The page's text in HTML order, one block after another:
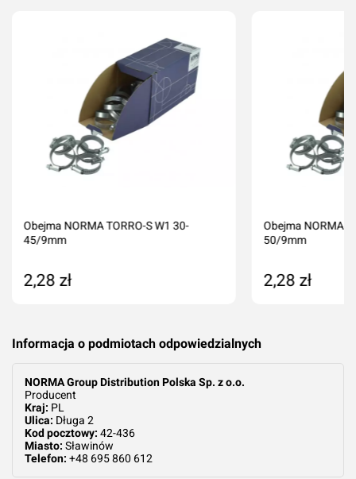
Komentarz*
Anuluj Dodaj ocenę
Obejma NORMA TORRO-S W1 30-
45/9mm
2,28 zł
Obejma NORMA
50/9mm
2,28 zł
Informacja o podmiotach odpowiedzialnych
NORMA Group Distribution Polska Sp. z o.o.
Producent
Kraj: PL
Ulica: Długa 2
Kod pocztowy: 42-436
Miasto: Sławinów
Telefon: +48 695 860 612